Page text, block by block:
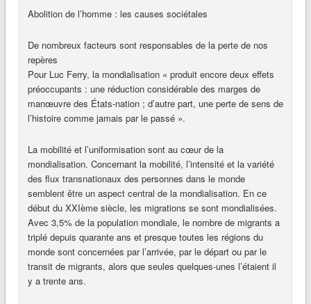
Abolition de l’homme : les causes sociétales
De nombreux facteurs sont responsables de la perte de nos
repères
Pour Luc Ferry, la mondialisation « produit encore deux effets
préoccupants : une réduction considérable des marges de
manœuvre des États-nation ; d’autre part, une perte de sens de
l’histoire comme jamais par le passé ».
La mobilité et l’uniformisation sont au cœur de la
mondialisation. Concernant la mobilité, l’intensité et la variété
des flux transnationaux des personnes dans le monde
semblent être un aspect central de la mondialisation. En ce
début du XXIème siècle, les migrations se sont mondialisées.
Avec 3,5% de la population mondiale, le nombre de migrants a
triplé depuis quarante ans et presque toutes les régions du
monde sont concernées par l’arrivée, par le départ ou par le
transit de migrants, alors que seules quelques-unes l’étaient il
y a trente ans.